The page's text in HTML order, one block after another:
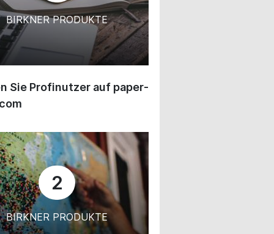
BIRKNER PRODUKTE
Sie Profinutzer auf paper-
2
BIRKNER PRODUKTE